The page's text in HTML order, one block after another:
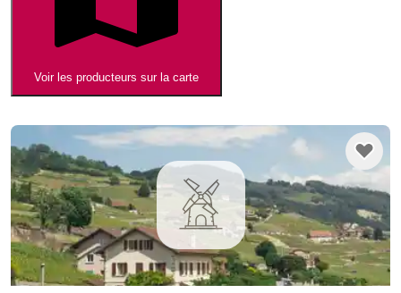
Voir les producteurs sur la carte